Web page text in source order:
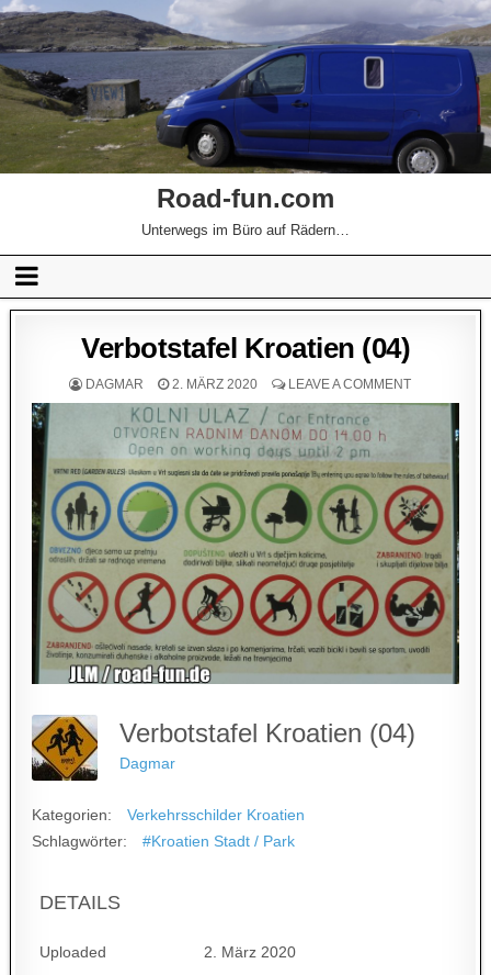
Road-fun.com
Unterwegs im Büro auf Rädern…
Verbotstafel Kroatien (04)
DAGMAR 2. MÄRZ 2020 LEAVE A COMMENT
Verbotstafel Kroatien (04)
Dagmar
Kategorien:
Verkehrsschilder Kroatien
Schlagwörter:
#Kroatien Stadt / Park
DETAILS
Uploaded 2. März 2020